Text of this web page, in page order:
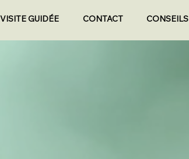
VISITE GUIDÉE CONTACT CONSEILS